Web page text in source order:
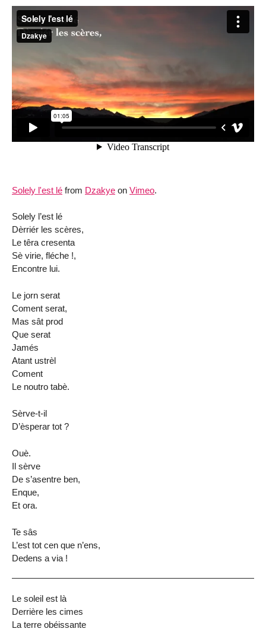
Solely l'est lé from Dzakye on Vimeo.
Solely l’est lé
Dèrriér les scères,
Le têra cresenta
Sè virie, fléche !,
Encontre lui.
Le jorn serat
Coment serat,
Mas sât prod
Que serat
Jamés
Atant ustrèl
Coment
Le noutro tabè.
Sèrve-t-il
D’èsperar tot ?
Ouè.
Il sèrve
De s’asentre ben,
Enque,
Et ora.
Te sâs
L’est tot cen que n’ens,
Dedens a via !
Le soleil est là
Derrière les cimes
La terre obéissante